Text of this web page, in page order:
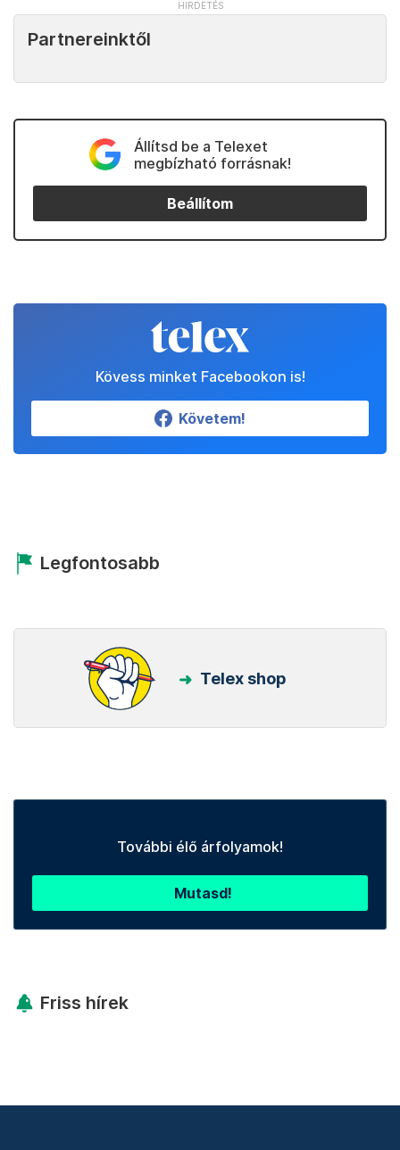
Partnereinktől
Állítsd be a Telexet
megbízható forrásnak!
Beállítom
Kövess minket Facebookon is!
Követem!
Legfontosabb
Telex shop
További élő árfolyamok!
Mutasd!
Friss hírek